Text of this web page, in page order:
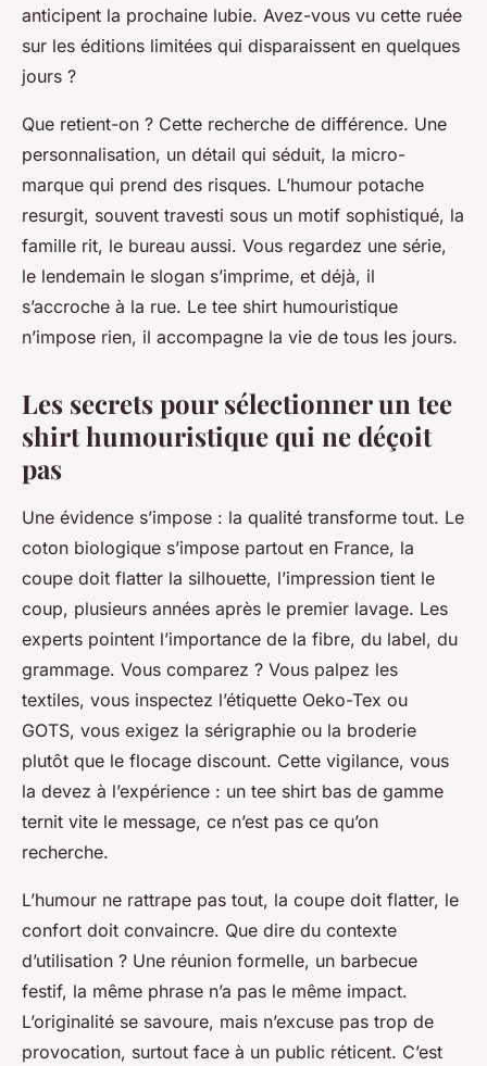
anticipent la prochaine lubie. Avez-vous vu cette ruée
sur les éditions limitées qui disparaissent en quelques
jours ?
Que retient-on ? Cette recherche de différence. Une
personnalisation, un détail qui séduit, la micro-
marque qui prend des risques. L’humour potache
resurgit, souvent travesti sous un motif sophistiqué, la
famille rit, le bureau aussi. Vous regardez une série,
le lendemain le slogan s’imprime, et déjà, il
s’accroche à la rue. Le tee shirt humouristique
n’impose rien, il accompagne la vie de tous les jours.
Les secrets pour sélectionner un tee
shirt humouristique qui ne déçoit
pas
Une évidence s’impose : la qualité transforme tout. Le
coton biologique s’impose partout en France, la
coupe doit flatter la silhouette, l’impression tient le
coup, plusieurs années après le premier lavage. Les
experts pointent l’importance de la fibre, du label, du
grammage. Vous comparez ? Vous palpez les
textiles, vous inspectez l’étiquette Oeko-Tex ou
GOTS, vous exigez la sérigraphie ou la broderie
plutôt que le flocage discount. Cette vigilance, vous
la devez à l’expérience : un tee shirt bas de gamme
ternit vite le message, ce n’est pas ce qu’on
recherche.
L’humour ne rattrape pas tout, la coupe doit flatter, le
confort doit convaincre. Que dire du contexte
d’utilisation ? Une réunion formelle, un barbecue
festif, la même phrase n’a pas le même impact.
L’originalité se savoure, mais n’excuse pas trop de
provocation, surtout face à un public réticent. C’est